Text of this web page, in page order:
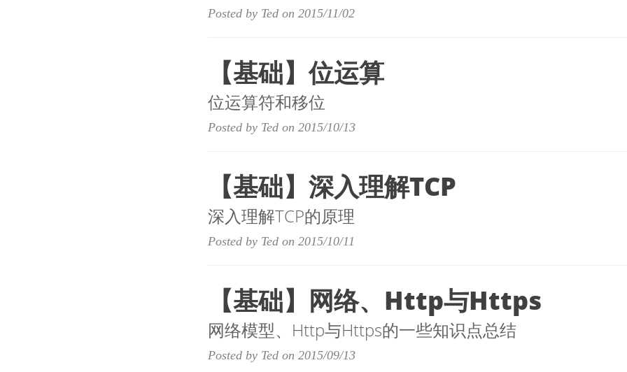
Posted by Ted on 2015/11/02
【基础】位运算
位运算符和移位
Posted by Ted on 2015/10/13
【基础】深入理解TCP
深入理解TCP的原理
Posted by Ted on 2015/10/11
【基础】网络、Http与Https
网络模型、Http与Https的一些知识点总结
Posted by Ted on 2015/09/13